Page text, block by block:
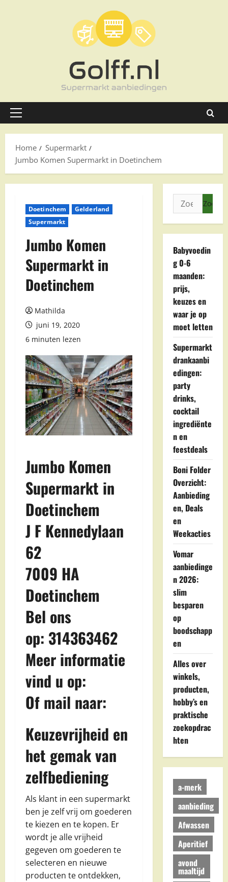
Primair
Home
Supermarkt
Jumbo Komen Supermarkt in Doetinchem
Doetinchem
Gelderland
Supermarkt
Jumbo Komen
Supermarkt in
Doetinchem
Mathilda
juni 19, 2020
6 minuten lezen
Jumbo Komen
Supermarkt in
Doetinchem
J F Kennedylaan
62
7009 HA
Doetinchem
Bel ons
op: 314363462
Meer informatie
vind u op:
Of mail naar:
Keuzevrijheid en
het gemak van
zelfbediening
Als klant in een supermarkt
ben je zelf vrij om goederen
te kiezen en te kopen. Er
wordt je alle vrijheid
gegeven om goederen te
selecteren en nieuwe
producten te ontdekken,
Zoeken
naar:
Babyvoedin
g 0-6
maanden:
prijs,
keuzes en
waar je op
moet letten
Supermarkt
drankaanbi
edingen:
party
drinks,
cocktail
ingrediënte
n en
feestdeals
Boni Folder
Overzicht:
Aanbieding
en, Deals
en
Weekacties
Vomar
aanbiedinge
n 2026:
slim
besparen
op
boodschapp
en
Alles over
winkels,
producten,
hobby’s en
praktische
zoekopdrac
hten
a-merk
aanbieding
Afwassen
Aperitief
avond
maaltijd